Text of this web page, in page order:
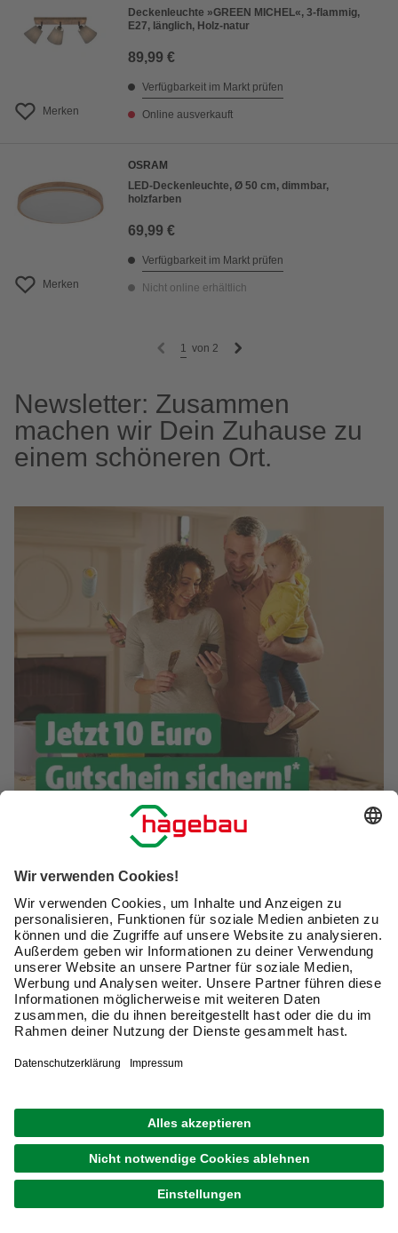
Merken
Deckenleuchte »GREEN MICHEL«, 3-flammig,
E27, länglich, Holz-natur
89,99 €
Verfügbarkeit im Markt prüfen
Online ausverkauft
Merken
OSRAM
LED-Deckenleuchte, Ø 50 cm, dimmbar,
holzfarben
69,99 €
Verfügbarkeit im Markt prüfen
Nicht online erhältlich
1 von 2
Newsletter: Zusammen
machen wir Dein Zuhause zu
einem schöneren Ort.
Produktneuheiten und innovative Lösungen
E-Mail-Adresse
Ich möchte auf michzugeschnittene E-Mail-Werbung
(inklusive den Newsletter) von hagebau erhalten. Ich
bin mit derNutzung meiner personenbezogenen
Analyse meines E-Mail-Umgangs sowie die